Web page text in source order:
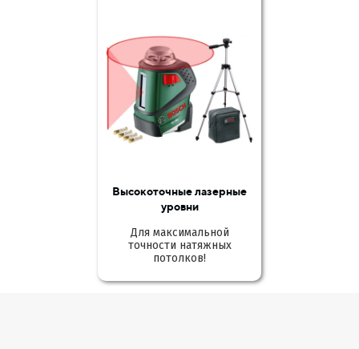
Высокоточные лазерные
уровни
Для максимальной
точности натяжных
потолков!